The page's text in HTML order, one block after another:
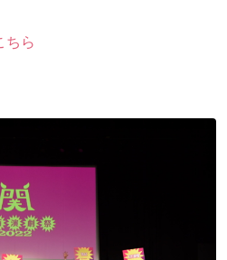
ちら